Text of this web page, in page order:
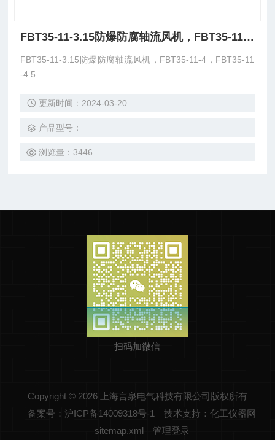
FBT35-11-3.15防爆防腐轴流风机，FBT35-11-4，FBT35-11-4.5
FBT35-11-3.15防爆防腐轴流风机，FBT35-11-4，FBT35-11
-4.5
更新时间：2024-03-20
产品型号：
浏览量：3446
扫码加微信
Copyright © 2026 上海言泉电气科技有限公司版权所有
备案号：沪ICP备14009318号-1
技术支持：化工仪器网
sitemap.xml
管理登录